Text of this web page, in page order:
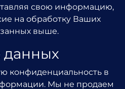
свою информацию,
на обработку Ваших
выше.
данных
конфиденциальность в
Мы не продаем